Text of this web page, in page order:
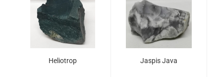
Heliotrop Jaspis Java